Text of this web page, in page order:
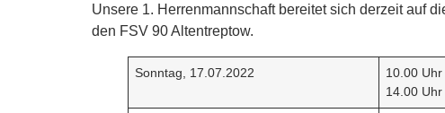
Unsere 1. Herrenmannschaft bereitet sich derzeit auf
den FSV 90 Altentreptow.
Sonntag, 17.07.2022
10.00 Uhr
14.00 Uhr